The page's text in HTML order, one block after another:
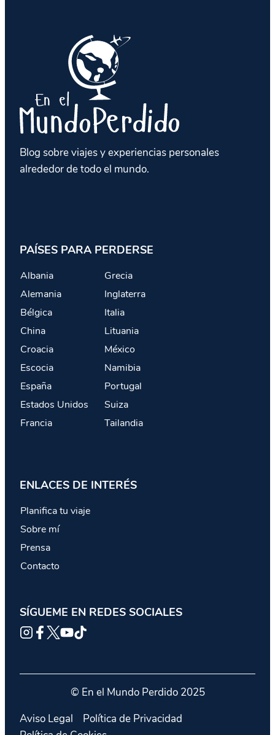
Blog sobre viajes y experiencias personales
alrededor de todo el mundo.
PAÍSES PARA PERDERSE
Albania
Alemania
Bélgica
China
Croacia
Escocia
España
Estados Unidos
Francia
Grecia
Inglaterra
Italia
Lituania
México
Namibia
Portugal
Suiza
Tailandia
ENLACES DE INTERÉS
Planifica tu viaje
Sobre mí
Prensa
Contacto
SÍGUEME EN REDES SOCIALES
© En el Mundo Perdido 2025
Aviso Legal
Política de Privacidad